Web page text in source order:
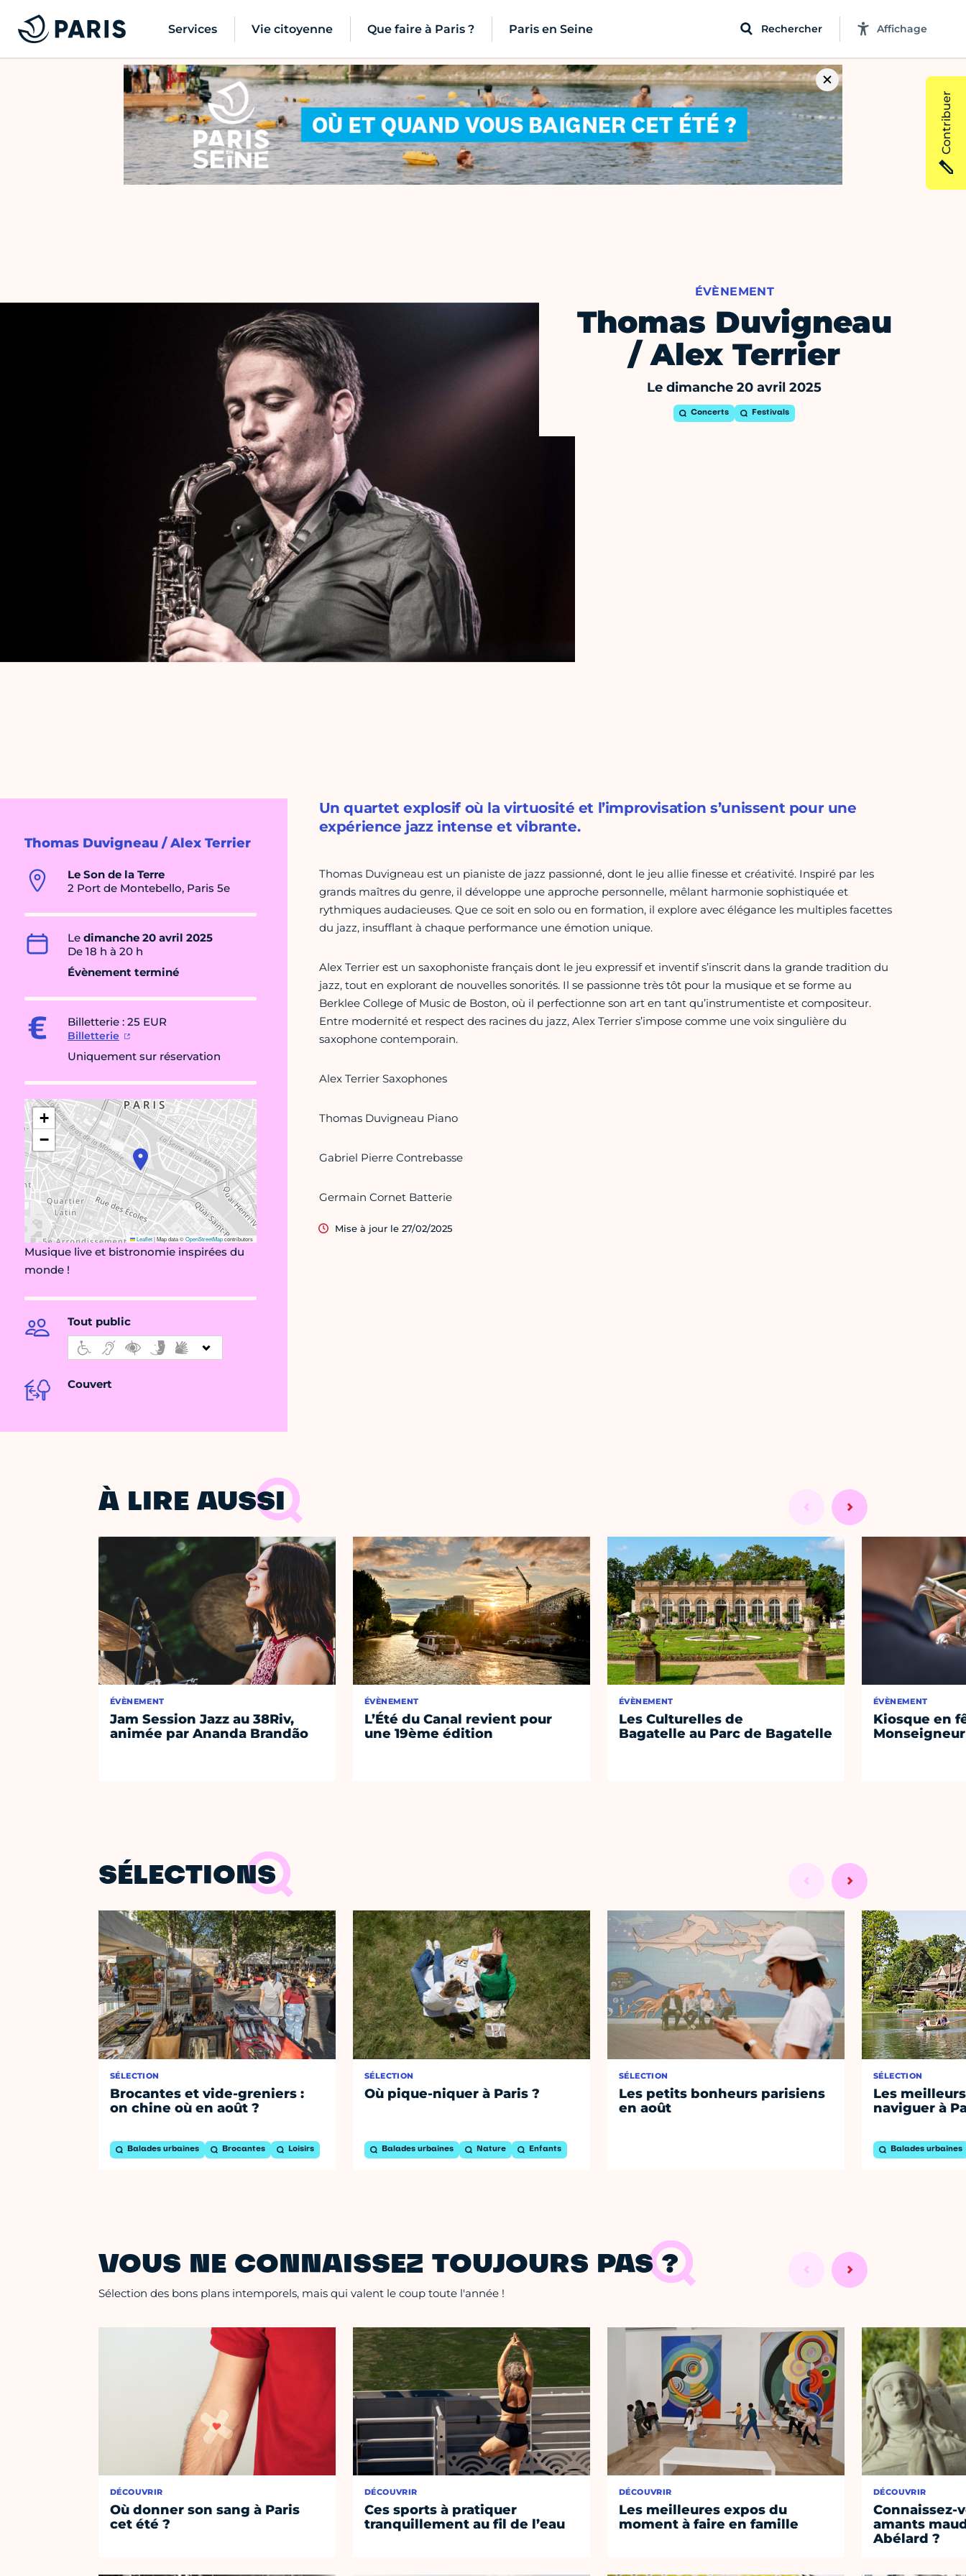
Services Vie citoyenne Que faire à Paris ? Paris en Seine Rechercher Affichage
ÉVÈNEMENT
Thomas Duvigneau
/ Alex Terrier
Le dimanche 20 avril 2025
Concerts Festivals
Thomas Duvigneau / Alex Terrier
Le Son de la Terre
2 Port de Montebello, Paris 5e
Le dimanche 20 avril 2025
De 18 h à 20 h
Évènement terminé
Billetterie : 25 EUR
Billetterie
Uniquement sur réservation
+
−
Leaflet|Map data ©OpenStreetMapcontributors
Musique live et bistronomie inspirées du
monde !
Tout public
Couvert
Un quartet explosif où la virtuosité et l’improvisation s’unissent pour une
expérience jazz intense et vibrante.
Thomas Duvigneau est un pianiste de jazz passionné, dont le jeu allie finesse et créativité. Inspiré par les
grands maîtres du genre, il développe une approche personnelle, mêlant harmonie sophistiquée et
rythmiques audacieuses. Que ce soit en solo ou en formation, il explore avec élégance les multiples facettes
du jazz, insufflant à chaque performance une émotion unique.
Alex Terrier est un saxophoniste français dont le jeu expressif et inventif s’inscrit dans la grande tradition du
jazz, tout en explorant de nouvelles sonorités. Il se passionne très tôt pour la musique et se forme au
Berklee College of Music de Boston, où il perfectionne son art en tant qu’instrumentiste et compositeur.
Entre modernité et respect des racines du jazz, Alex Terrier s’impose comme une voix singulière du
saxophone contemporain.
Alex Terrier Saxophones
Thomas Duvigneau Piano
Gabriel Pierre Contrebasse
Germain Cornet Batterie
Mise à jour le 27/02/2025
À LIRE AUSSI
ÉVÈNEMENT
Jam Session Jazz au 38Riv,
animée par Ananda Brandão
ÉVÈNEMENT
L’Été du Canal revient pour
une 19ème édition
ÉVÈNEMENT
Les Culturelles de
Bagatelle au Parc de Bagatelle
ÉVÈNEMENT
Kiosque en
SÉLECTIONS
SÉLECTION
Brocantes et vide-greniers :
on chine où en août ?
Balades urbaines Brocantes Loisirs
SÉLECTION
Où pique-niquer à Paris ?
Balades urbaines Nature Enfants
SÉLECTION
Les petits bonheurs parisiens
en août
SÉLECTION
Les
naviguer à
Balades urbaines
VOUS NE CONNAISSEZ TOUJOURS PAS ?
Sélection des bons plans intemporels, mais qui valent le coup toute l'année !
DÉCOUVRIR
Où donner son sang à Paris
cet été ?
DÉCOUVRIR
Ces sports à pratiquer
tranquillement au fil de l’eau
DÉCOUVRIR
Les meilleures expos du
moment à faire en famille
DÉCOUVRIR
Connaissez-
amants
Abélard ?
Contribuer